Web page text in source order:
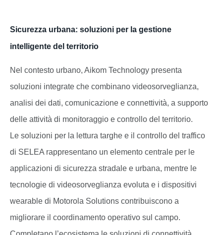
Sicurezza urbana: soluzioni per la gestione
intelligente del territorio
Nel contesto urbano, Aikom Technology presenta
soluzioni integrate che combinano videosorveglianza,
analisi dei dati, comunicazione e connettività, a supporto
delle attività di monitoraggio e controllo del territorio.
Le soluzioni per la lettura targhe e il controllo del traffico
di SELEA rappresentano un elemento centrale per le
applicazioni di sicurezza stradale e urbana, mentre le
tecnologie di videosorveglianza evoluta e i dispositivi
wearable di Motorola Solutions contribuiscono a
migliorare il coordinamento operativo sul campo.